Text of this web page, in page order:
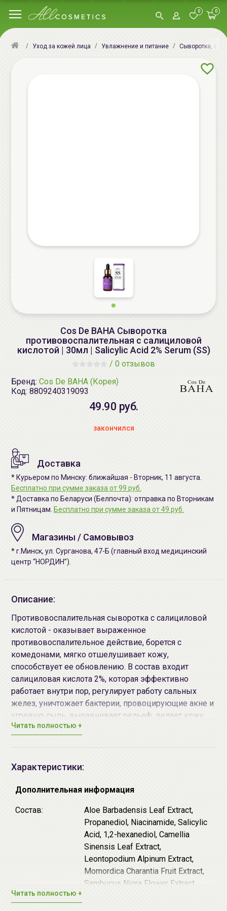
0 0
Уход за кожей лица Увлажнение и питание Сыворотка,
Cos De BAHA Сыворотка
противовоспалительная с салициловой
кислотой | 30мл | Salicylic Acid 2% Serum (SS)
/ 0 отзывов
Бренд: Cos De BAHA (Корея)
Код: 8809240319093
49.90 руб.
закончился
Доставка
* Курьером по Минску: ближайшая - Вторник, 11 августа.
Бесплатно при сумме заказа от 99 руб.
* Доставка по Беларуси (Белпочта): отправка по Вторникам
и Пятницам. Бесплатно при сумме заказа от 49 руб.
Магазины / Самовывоз
* г.Минск, ул. Сурганова, 47-Б (главный вход медицинский
центр “НОРДИН”).
Описание:
Противовоспалительная сыворотка с салициловой
кислотой - оказывает выраженное
противовоспалительное действие, борется с
комедонами, мягко отшелушивает кожу,
способствует ее обновлению. В состав входит
салициловая кислота 2%, которая эффективно
работает внутри пор, регулирует работу сальных
желез, уничтожает бактерии, провоцирующие акне и
угревую сыпь, выравнивает рельеф, делает кожу
гладкой и чистой, при этом не вызывает
Салициловая кислота - регулирует работу
антибактериальными и
внутри пор.
- осветляет пигментацию. Борется с
воспалениями. Укрепляет барьерную функцию.
Экстракт алоэ вера - успокаивает, освежает и
охлаждает кожу. Борется с воспалениями.
Препятствует развитию и распространению
патогенной микрофлоры.
Экстракт зеленого чая - обладает мощными
Читать полностью +
Характеристики:
Дополнительная информация
Состав:
Aloe Barbadensis Leaf Extract,
Propanediol, Niacinamide, Salicylic
Acid, 1,2-hexanediol, Camellia
Sinensis Leaf Extract,
Leontopodium Alpinum Extract,
Momordica Charantia Fruit Extract,
Sambucus Nigra Flower Extract,
Читать полностью +